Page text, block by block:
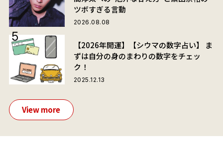
ツボすぎる言動
2026.08.08
【2026年開運】【シウマの数字占い】 ま
ずは自分の身のまわりの数字をチェッ
ク！
2025.12.13
View more